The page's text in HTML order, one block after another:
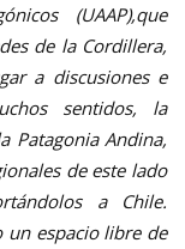
(UAAP),que
de la Cordillera,
a discusiones e
sentidos, la
Patagonia Andina,
de este lado
a Chile.
un espacio libre de